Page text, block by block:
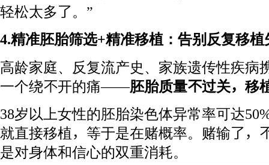
轻松太多了。”
4.精准胚胎筛选+精准移植：告别反复移植
高龄家庭、反复流产史、家族遗传性疾病
一个绕不开的痛——胚胎质量不过关，移
38岁以上女性的胚胎染色体异常率可达
就直接移植，等于是在赌概率。赌输了，
是对身体和信心的双重消耗。